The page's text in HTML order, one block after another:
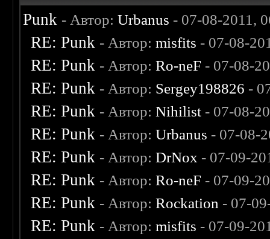
Punk - Автор:Urbanus - 07-08-2011,
RE: Punk - Автор:misfits - 07-08-
RE: Punk - Автор:Ro-neF - 07-08-
RE: Punk - Автор: Sergey198826 -
RE: Punk - Автор:Nihilist - 07-08-
RE: Punk - Автор:Urbanus - 07-08-
RE: Punk - Автор:DrNox - 07-09-
RE: Punk - Автор:Ro-neF - 07-09-
RE: Punk - Автор:Rockation - 07-
RE: Punk - Автор:misfits - 07-09-